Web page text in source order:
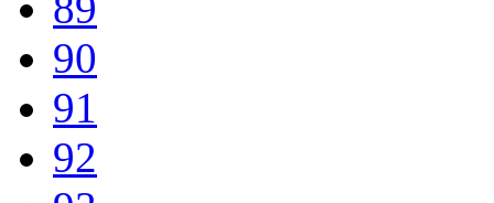
90
91
92